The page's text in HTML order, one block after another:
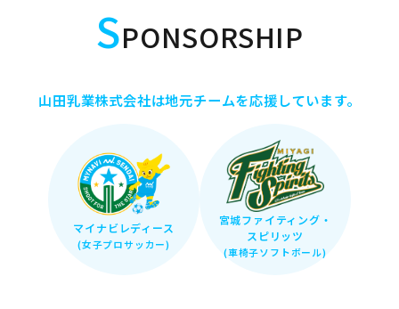
SPONSORSHIP
山田乳業株式会社は地元チームを応援しています。
マイナビレディース
(女子プロサッカー)
宮城ファイティング・
スピリッツ
(車椅子ソフトボール)